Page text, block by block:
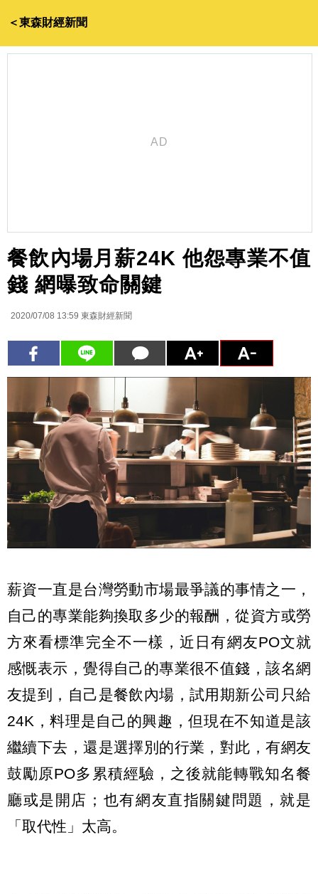
＜東森財經新聞
餐飲內場月薪24K 他怨專業不值
錢 網曝致命關鍵
2020/07/08 13:59 東森財經新聞
薪資一直是台灣勞動市場最爭議的事情之一，
自己的專業能夠換取多少的報酬，從資方或勞
方來看標準完全不一樣，近日有網友PO文就
感慨表示，覺得自己的專業很不值錢，該名網
友提到，自己是餐飲內場，試用期新公司只給
24K，料理是自己的興趣，但現在不知道是該
繼續下去，還是選擇別的行業，對此，有網友
鼓勵原PO多累積經驗，之後就能轉戰知名餐
廳或是開店；也有網友直指關鍵問題，就是
「取代性」太高。